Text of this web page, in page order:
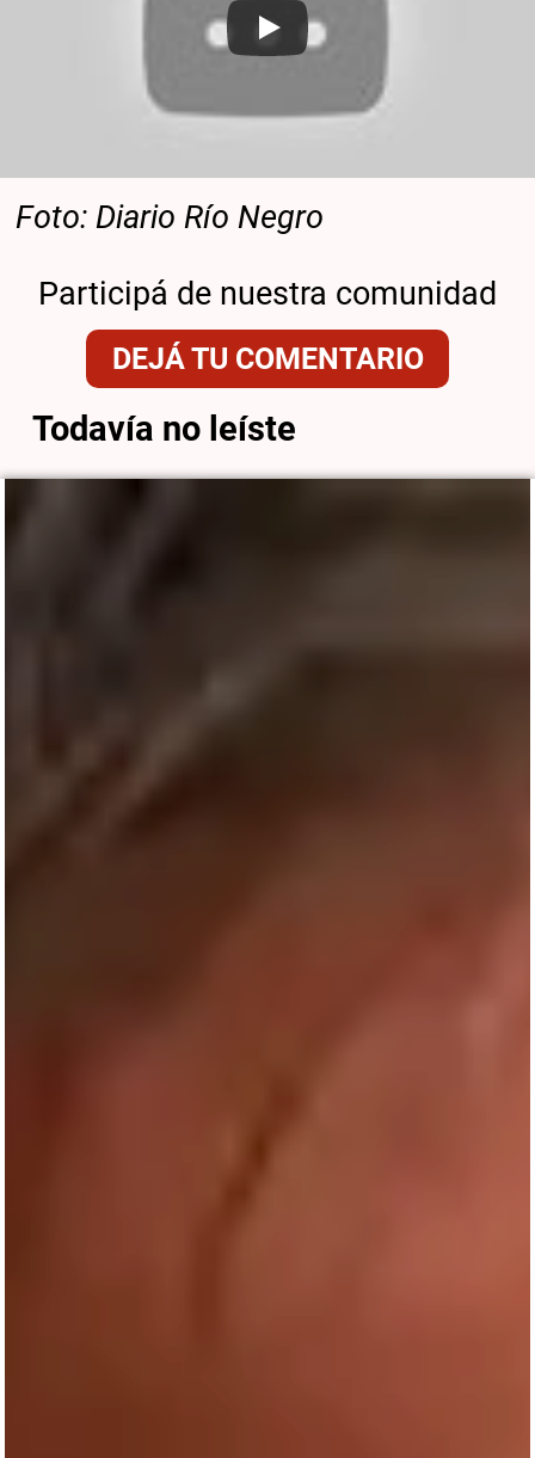
Foto: Diario Río Negro
Participá de nuestra comunidad
DEJÁ TU COMENTARIO
Todavía no leíste